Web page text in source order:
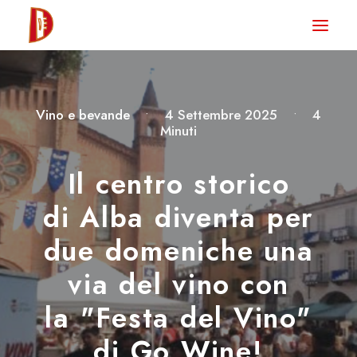
HOME
NEWS
DEGUSTA TV
LA RIVISTA
CONTATTI
CLUB DEGUSTA
STORE
RICERCA
Vino e bevande • 4 Settembre 2025 •
4
Minuti
Il centro storico
di Alba diventa per
due domeniche una
via del vino con
la "Festa del Vino"